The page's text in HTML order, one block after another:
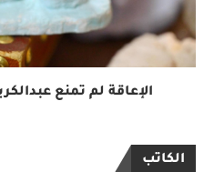
الإعاقة لم تمنع
الكاتب